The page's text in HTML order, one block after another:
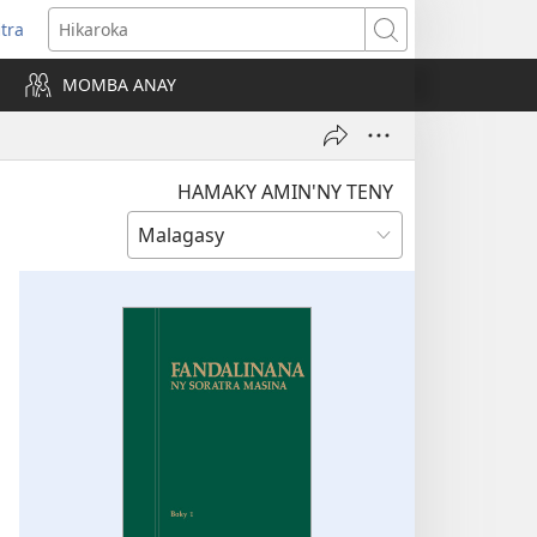
Hikaroka
MOMBA ANAY
HAMAKY AMIN'NY TENY